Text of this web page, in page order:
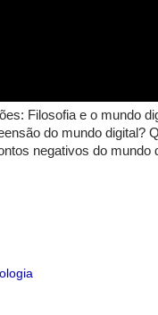
Filosofia e o mundo
do mundo digital?
negativos do mundo